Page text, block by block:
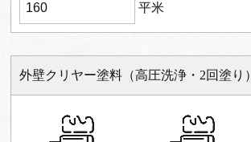
平米
外壁クリヤー塗料（高圧洗浄・2回塗り）